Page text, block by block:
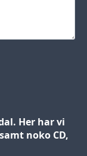
Her har vi
noko CD,